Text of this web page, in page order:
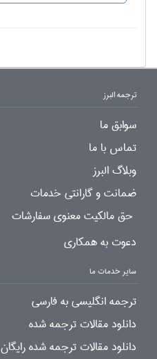
ترجمه البرز
سوابق ما
تماس با ما
وبلاگ البرز
ضمانت و گارانتی خدمات
حق مالکیت معنوی سفارشات
دعوت به همکاری
سایر خدمات ما
ترجمه انگلیسی به فارسی
دانلود مقالات ترجمه شده
دانلود مقالات ترجمه شده رایگان